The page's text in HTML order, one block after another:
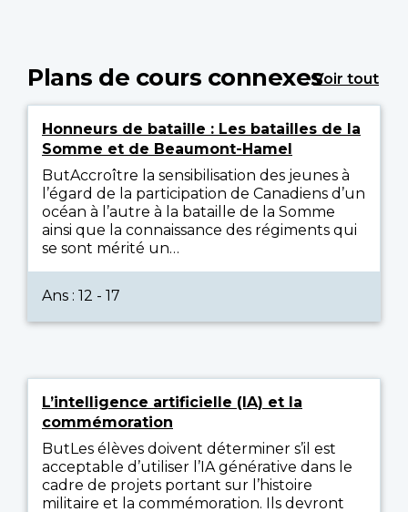
Plans de cours connexesVoir tout
Honneurs de bataille : Les batailles de la
Somme et de Beaumont-Hamel
ButAccroître la sensibilisation des jeunes à
l’égard de la participation de Canadiens d’un
océan à l’autre à la bataille de la Somme
ainsi que la connaissance des régiments qui
se sont mérité un…
Ans : 12 - 17
L’intelligence artificielle (IA) et la
commémoration
ButLes élèves doivent déterminer s’il est
acceptable d’utiliser l’IA générative dans le
cadre de projets portant sur l’histoire
militaire et la commémoration. Ils devront